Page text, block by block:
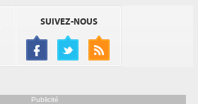
SUIVEZ-NOUS
Publicité